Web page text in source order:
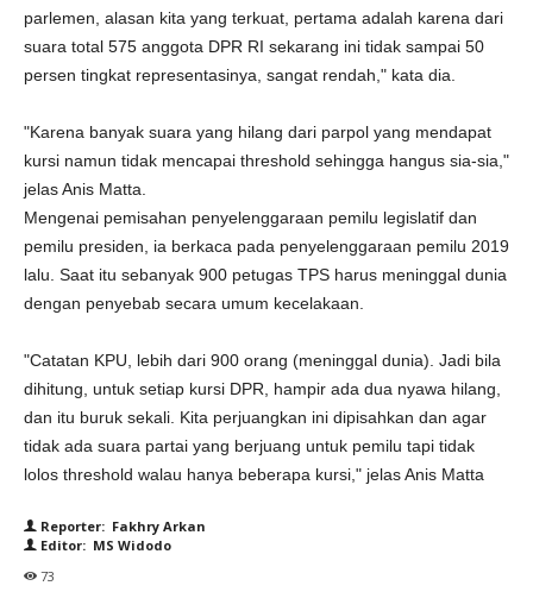
parlemen, alasan kita yang terkuat, pertama adalah karena dari
suara total 575 anggota DPR RI sekarang ini tidak sampai 50
persen tingkat representasinya, sangat rendah," kata dia.
"Karena banyak suara yang hilang dari parpol yang mendapat
kursi namun tidak mencapai threshold sehingga hangus sia-sia,"
jelas Anis Matta.
Mengenai pemisahan penyelenggaraan pemilu legislatif dan
pemilu presiden, ia berkaca pada penyelenggaraan pemilu 2019
lalu. Saat itu sebanyak 900 petugas TPS harus meninggal dunia
dengan penyebab secara umum kecelakaan.
"Catatan KPU, lebih dari 900 orang (meninggal dunia). Jadi bila
dihitung, untuk setiap kursi DPR, hampir ada dua nyawa hilang,
dan itu buruk sekali. Kita perjuangkan ini dipisahkan dan agar
tidak ada suara partai yang berjuang untuk pemilu tapi tidak
lolos threshold walau hanya beberapa kursi," jelas Anis Matta
Reporter: Fakhry Arkan
Editor: MS Widodo
73